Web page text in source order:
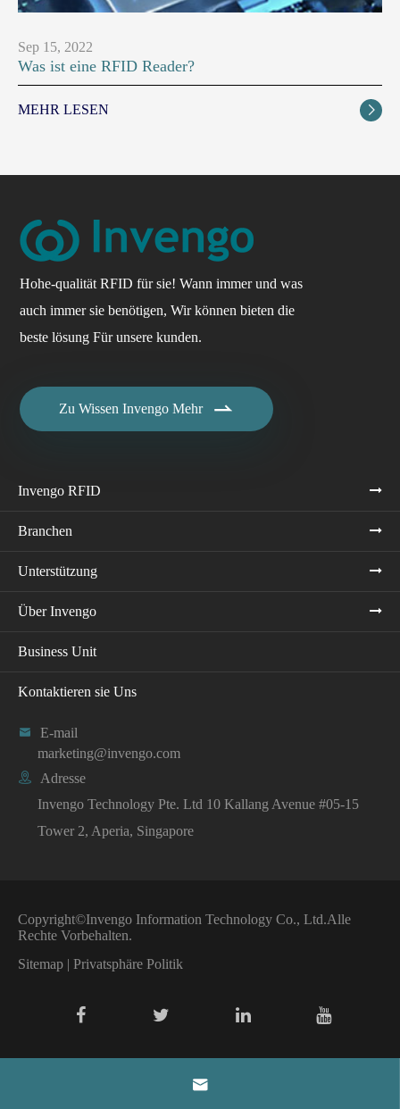
Sep 15, 2022
Was ist eine RFID Reader?
MEHR LESEN 
Hohe-qualität RFID für sie! Wann immer und was
auch immer sie benötigen, Wir können bieten die
beste lösung Für unsere kunden.
Zu Wissen Invengo Mehr 
Invengo RFID
Branchen
Unterstützung
Über Invengo
Business Unit
Kontaktieren sie Uns

E-mail
marketing@invengo.com

Adresse
Invengo Technology Pte. Ltd 10 Kallang Avenue #05-15
Tower 2, Aperia, Singapore
Copyright©Invengo Information Technology Co., Ltd.Alle
Rechte Vorbehalten.
Sitemap | Privatsphäre Politik
